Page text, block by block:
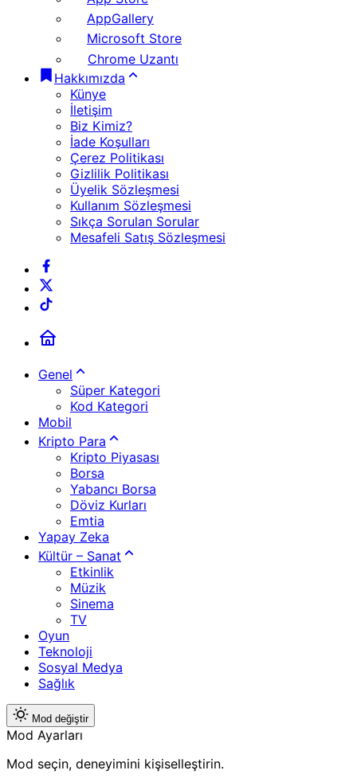
AppGallery
Microsoft Store
Chrome Uzantı
Hakkımızda
Künye
İletişim
Biz Kimiz?
İade Koşulları
Çerez Politikası
Gizlilik Politikası
Üyelik Sözleşmesi
Kullanım Sözleşmesi
Sıkça Sorulan Sorular
Mesafeli Satış Sözleşmesi
Genel
Süper Kategori
Kod Kategori
Mobil
Kripto Para
Kripto Piyasası
Borsa
Yabancı Borsa
Döviz Kurları
Emtia
Yapay Zeka
Kültür – Sanat
Etkinlik
Müzik
Sinema
TV
Oyun
Teknoloji
Sosyal Medya
Sağlık
Mod değiştir
Mod Ayarları
Mod seçin, deneyimini kişiselleştirin.